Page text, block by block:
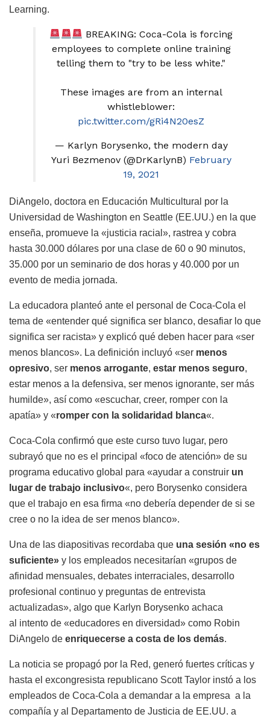
Learning.
BREAKING: Coca-Cola is forcing
employees to complete online training
telling them to "try to be less white."
These images are from an internal
whistleblower:
pic.twitter.com/gRi4N20esZ
— Karlyn Borysenko, the modern day
Yuri Bezmenov (@DrKarlynB) February
19, 2021
DiAngelo, doctora en Educación Multicultural por la
Universidad de Washington en Seattle (EE.UU.) en la que
enseña, promueve la «justicia racial», rastrea y cobra
hasta 30.000 dólares por una clase de 60 o 90 minutos,
35.000 por un seminario de dos horas y 40.000 por un
evento de media jornada.
La educadora planteó ante el personal de Coca-Cola el
tema de «entender qué significa ser blanco, desafiar lo que
significa ser racista» y explicó qué deben hacer para «ser
menos blancos». La definición incluyó «ser menos
opresivo, ser menos arrogante, estar menos seguro,
estar menos a la defensiva, ser menos ignorante, ser más
humilde», así como «escuchar, creer, romper con la
apatía» y «romper con la solidaridad blanca«.
Coca-Cola confirmó que este curso tuvo lugar, pero
subrayó que no es el principal «foco de atención» de su
programa educativo global para «ayudar a construir un
lugar de trabajo inclusivo«, pero Borysenko considera
que el trabajo en esa firma «no debería depender de si se
cree o no la idea de ser menos blanco».
Una de las diapositivas recordaba que una sesión «no es
suficiente» y los empleados necesitarían «grupos de
afinidad mensuales, debates interraciales, desarrollo
profesional continuo y preguntas de entrevista
actualizadas», algo que Karlyn Borysenko achaca
al intento de «educadores en diversidad» como Robin
DiAngelo de enriquecerse a costa de los demás.
La noticia se propagó por la Red, generó fuertes críticas y
hasta el excongresista republicano Scott Taylor instó a los
empleados de Coca-Cola a demandar a la empresa a la
compañía y al Departamento de Justicia de EE.UU. a